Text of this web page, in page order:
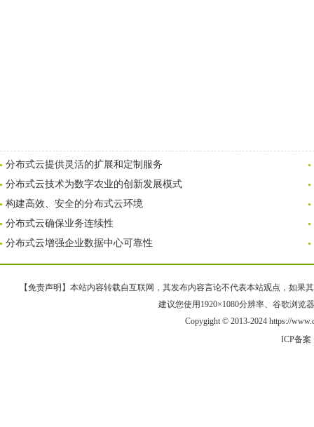
分布式云提供灵活的扩展和定制服务
分布式云技术为数字农业的创新发展模式
构建高效、安全的分布式云环境
分布式云确保业务连续性
分布式云增强企业数据中心可靠性
【免责声明】本站内容转载自互联网，其发布内容言论不代表本站观点，如果
建议您使用1920×1080分辨率、谷歌浏览
Copygight © 2013-2024 https://
ICP备案